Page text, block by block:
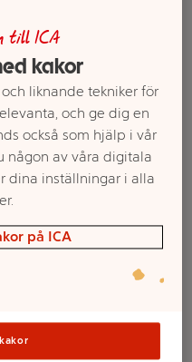
till ICA
kakor
liknande tekniker för
och ge dig en
också som hjälp i vår
någon av våra digitala
dina inställningar i alla
på ICA